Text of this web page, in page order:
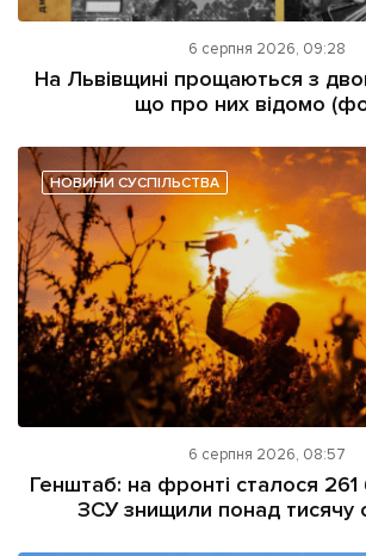
6 серпня 2026, 09:28
На Львівщині прощаються з
що про них відомо
НОВИНИ СУСПІЛЬСТВА
6 серпня 2026, 08:57
Генштаб: на фронті сталося 261
ЗСУ знищили понад тисячу